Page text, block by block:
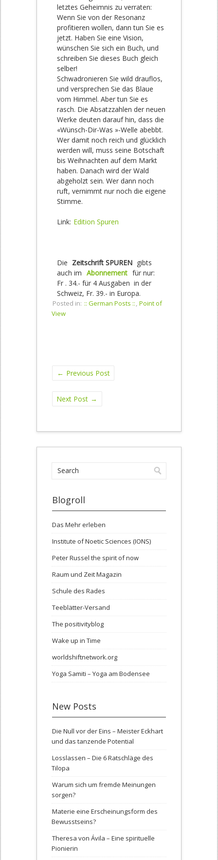
letztes Geheimnis zu verraten:
Wenn Sie von der Resonanz
profitieren wollen, dann tun Sie es
jetzt. Haben Sie eine Vision,
wünschen Sie sich ein Buch, und
schreiben Sie dieses Buch gleich
selber!
Schwadronieren Sie wild drauflos,
und versprechen Sie das Blaue
vom Himmel. Aber tun Sie es
rasch. Die Absatzzahlen der neuen
Werke deuten darauf hin, dass die
«Wünsch-Dir-Was »-Welle abebbt.
Wer damit noch reich und glücklich
werden will, muss seine Botschaft
bis Weihnachten auf dem Markt
haben. Danach wird der Wald
abgeholzt sein. Wer dann noch
ruft, vernimmt nur noch die eigene
Stimme.
Link: Edition Spuren
Die Zeitschrift SPUREN gibts
auch im Abonnement für nur:
Fr . 34.- für 4 Ausgaben in der
Schweiz, Fr. 39.- in Europa.
Posted in: :: German Posts ::, Point of
View
← Previous Post
Next Post →
Blogroll
Das Mehr erleben
Institute of Noetic Sciences (IONS)
Peter Russel the spirit of now
Raum und Zeit Magazin
Schule des Rades
Teeblätter-Versand
The positivityblog
Wake up in Time
worldshiftnetwork.org
Yoga Samiti – Yoga am Bodensee
New Posts
Die Null vor der Eins – Meister Eckhart
und das tanzende Potential
Losslassen – Die 6 Ratschläge des
Tilopa
Warum sich um fremde Meinungen
sorgen?
Materie eine Erscheinungsform des
Bewusstseins?
Theresa von Ávila – Eine spirituelle
Pionierin